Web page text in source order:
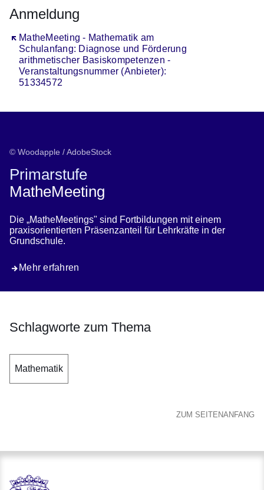
Anmeldung
MatheMeeting - Mathematik am
Schulanfang: Diagnose und Förderung
arithmetischer Basiskompetenzen -
Veranstaltungsnummer (Anbieter):
51334572
Öffnet sich in einem neuen Fenster
© Woodapple / AdobeStock
Primarstufe
MatheMeeting
Die „MatheMeetings" sind Fortbildungen mit einem
praxisorientierten Präsenzanteil für Lehrkräfte in der
Grundschule.
Mehr erfahren
Schlagworte zum Thema
Mathematik
ZUM SEITENANFANG